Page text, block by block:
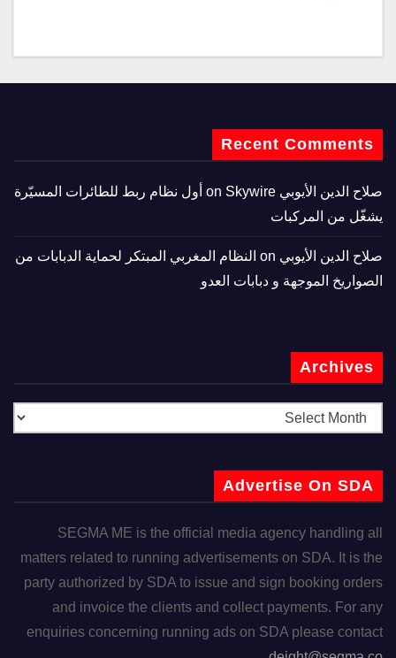
Recent Comments
صلاح الدين الأيوبي
Skywire أول نظام ربط للطائرات المسيّرة
يشغّل من المركبات
صلاح الدين الأيوبي
النظام المغربي المبتكر لحماية الدبابات من
الصواريخ الموجهة و دبابات العدو
Archives
Advertise On SDA
SEGMA ME is the official media agency handling all
matters related to running advertisements on SDA. It is the
party authorized by SDA to issue and sign booking orders
and invoice the clients and collect payments. For any
enquiries concerning running ads on SDA please contact